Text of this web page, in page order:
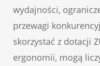
wydajności,
przewagi
skorzystać z dotacji
ergonomii, mogą